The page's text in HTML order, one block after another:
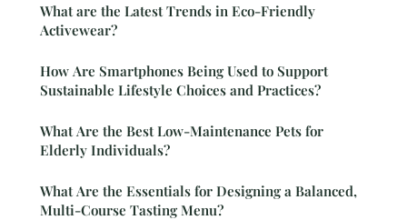
What are the Latest Trends in Eco-Friendly
Activewear?
How Are Smartphones Being Used to Support
Sustainable Lifestyle Choices and Practices?
What Are the Best Low-Maintenance Pets for
Elderly Individuals?
What Are the Essentials for Designing a Balanced,
Multi-Course Tasting Menu?